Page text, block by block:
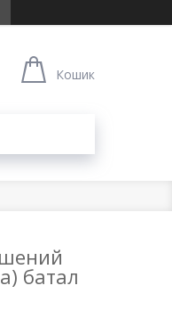
Кошик
батал